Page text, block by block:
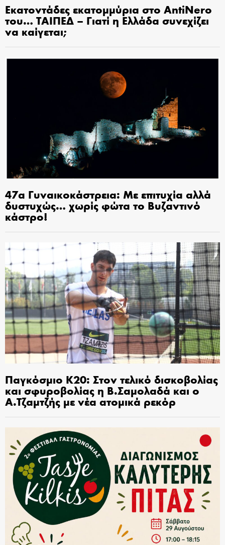
Εκατοντάδες εκατομμύρια στο AntiNero
του… ΤΑΙΠΕΔ – Γιατί η Ελλάδα συνεχίζει
να καίγεται;
47α Γυναικοκάστρεια: Με επιτυχία αλλά
δυστυχώς… χωρίς φώτα το Βυζαντινό
κάστρο!
Παγκόσμιο Κ20: Στον τελικό δισκοβολίας
και σφυροβολίας η Β.Σαμολαδά και ο
Α.Τζαμτζής με νέα ατομικά ρεκόρ